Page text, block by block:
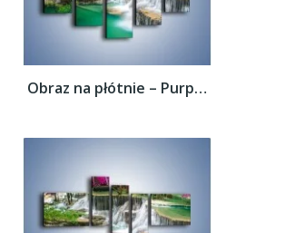
Obraz na płótnie – Purpurowy las i...